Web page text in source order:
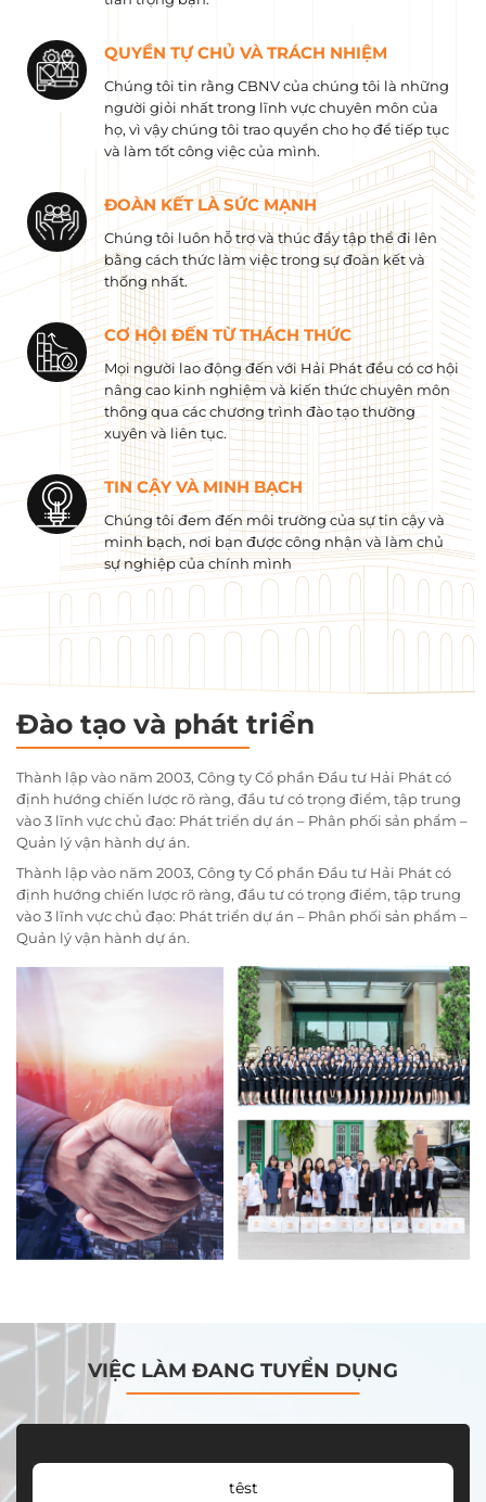
QUYỀN TỰ CHỦ VÀ TRÁCH NHIỆM
Chúng tôi tin rằng CBNV của chúng tôi là những
người giỏi nhất trong lĩnh vực chuyên môn của
họ, vì vậy chúng tôi trao quyền cho họ để tiếp tục
và làm tốt công việc của mình.
ĐOÀN KẾT LÀ SỨC MẠNH
Chúng tôi luôn hỗ trợ và thúc đẩy tập thể đi lên
bằng cách thức làm việc trong sự đoàn kết và
thống nhất.
CƠ HỘI ĐẾN TỪ THÁCH THỨC
Mọi người lao động đến với Hải Phát đều có cơ hội
nâng cao kinh nghiệm và kiến ​​thức chuyên môn
thông qua các chương trình đào tạo thường
xuyên và liên tục.
TIN CẬY VÀ MINH BẠCH
Chúng tôi đem đến môi trường của sự tin cậy và
minh bạch, nơi bạn được công nhận và làm chủ
sự nghiệp của chính mình
Đào tạo và phát triển
Thành lập vào năm 2003, Công ty Cổ phần Đầu tư Hải Phát có
định hướng chiến lược rõ ràng, đầu tư có trọng điểm, tập trung
vào 3 lĩnh vực chủ đạo: Phát triển dự án – Phân phối sản phẩm –
Quản lý vận hành dự án.
Thành lập vào năm 2003, Công ty Cổ phần Đầu tư Hải Phát có
định hướng chiến lược rõ ràng, đầu tư có trọng điểm, tập trung
vào 3 lĩnh vực chủ đạo: Phát triển dự án – Phân phối sản phẩm –
Quản lý vận hành dự án.
VIỆC LÀM ĐANG TUYỂN DỤNG
têst